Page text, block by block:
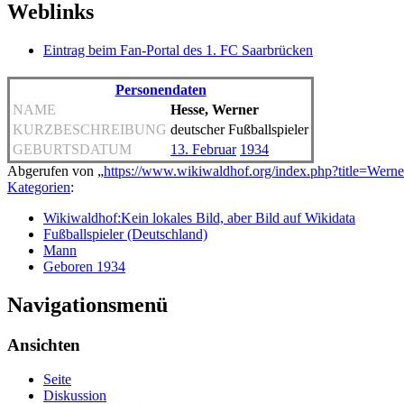
Weblinks
Eintrag beim Fan-Portal des 1. FC Saarbrücken
Personendaten
NAME
Hesse, Werner
KURZBESCHREIBUNG deutscher Fußballspieler
GEBURTSDATUM
13. Februar 1934
Abgerufen von „https://www.wikiwaldhof.org/
Kategorien:
Wikiwaldhof:Kein lokales Bild, aber Bild auf Wikidata
Fußballspieler (Deutschland)
Mann
Geboren 1934
Navigationsmenü
Ansichten
Seite
Diskussion